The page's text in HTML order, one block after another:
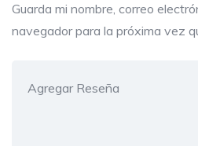
Guarda mi nombre, correo
navegador para la próxima vez